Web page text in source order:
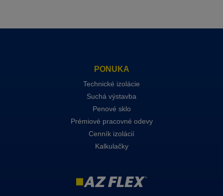
PONUKA
Technické izolácie
Suchá výstavba
Penové sklo
Prémiové pracovné odevy
Cenník izolácií
Kalkulačky